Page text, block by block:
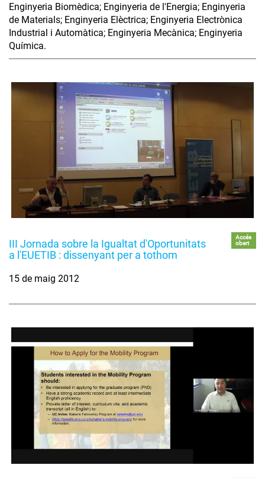
Enginyeria Biomèdica; Enginyeria de l'Energia; Enginyeria
de Materials; Enginyeria Elèctrica; Enginyeria Electrònica
Industrial i Automàtica; Enginyeria Mecànica; Enginyeria
Química.
III Jornada sobre la Igualtat d'Oportunitats
a l'EUETIB : dissenyant per a tothom
Accés
obert
15 de maig 2012